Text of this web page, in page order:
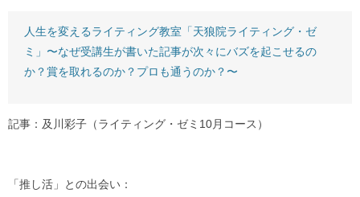
人生を変えるライティング教室「天狼院ライティング・ゼ
ミ」〜なぜ受講生が書いた記事が次々にバズを起こせるの
か？賞を取れるのか？プロも通うのか？〜
記事：及川彩子（ライティング・ゼミ10月コース）
「推し活」との出会い：